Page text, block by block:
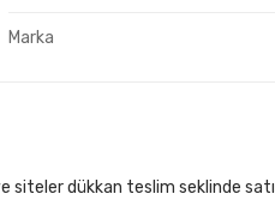
Marka
dükkan teslim seklinde